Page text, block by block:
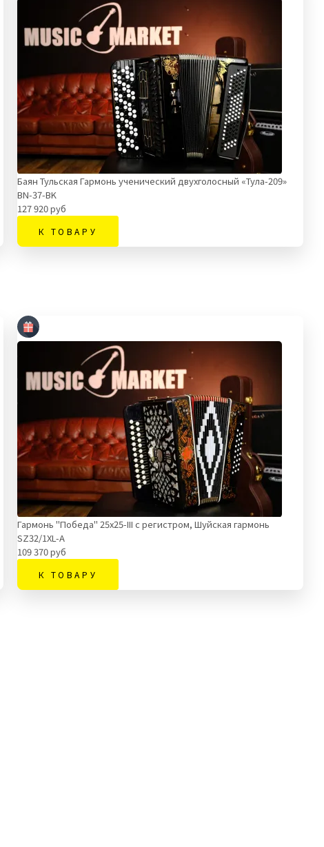
Баян Тульская Гармонь ученический двухголосный «Тула-209»
BN-37-BK
127 920 руб
К ТОВАРУ
Гармонь "Победа" 25х25-III c регистром, Шуйская гармонь
SZ32/1XL-A
109 370 руб
К ТОВАРУ